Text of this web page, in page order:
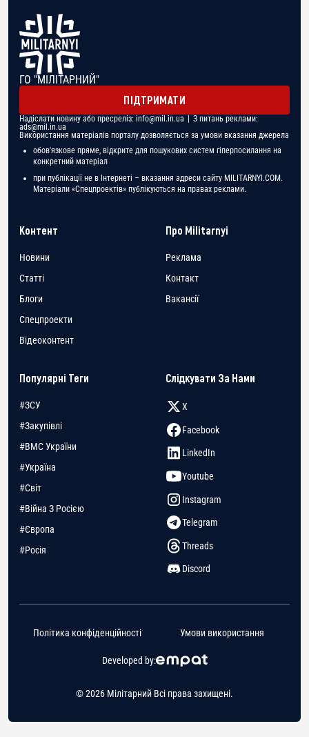
ГО "МІЛІТАРНИЙ"
ПІДТРИМАТИ
Надіслати новину або пресреліз: info@mil.in.ua | З питань реклами:
ads@mil.in.ua
Використання матеріалів порталу дозволяється за умови вказання джерела
обов'язкове пряме, відкрите для пошукових систем гіперпосилання на
конкретний матеріал
при публікації не в Інтернеті – вказання адреси сайту MILITARNYI.COM.
Матеріали «Спецпроектів» публікуються на правах реклами.
Контент
Новини
Статті
Блоги
Спецпроекти
Відеоконтент
Про Militarnyi
Реклама
Контакт
Вакансії
Популярні Теги
#ЗСУ
#Закупівлі
#ВМС України
#Україна
#Світ
#Війна З Росією
#Європа
#Росія
Слідкувати За Нами
X
Facebook
LinkedIn
Youtube
Instagram
Telegram
Threads
Discord
© 2026 Мілітарний Всі права захищені.
Developed by:
Політика конфіденційності Умови використання